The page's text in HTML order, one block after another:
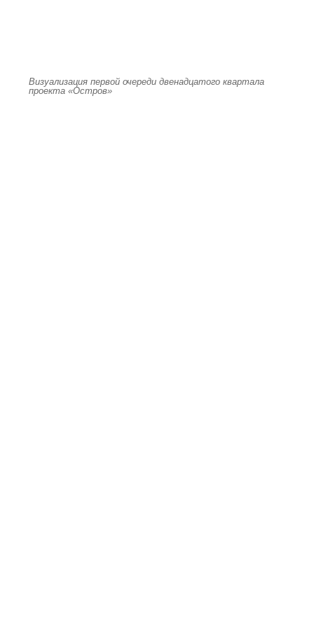
Визуализация первой очереди двенадцатого квартала
проекта «Остров»